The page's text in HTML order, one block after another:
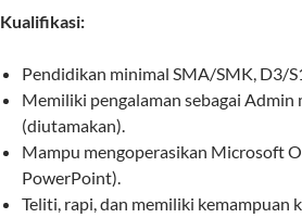
Kualifikasi:
Pendidikan minimal SMA/SMK, D3/
Memiliki pengalaman sebagai Admin
(diutamakan).
Mampu mengoperasikan Microsoft
PowerPoint).
Teliti, rapi, dan memiliki kemampuan